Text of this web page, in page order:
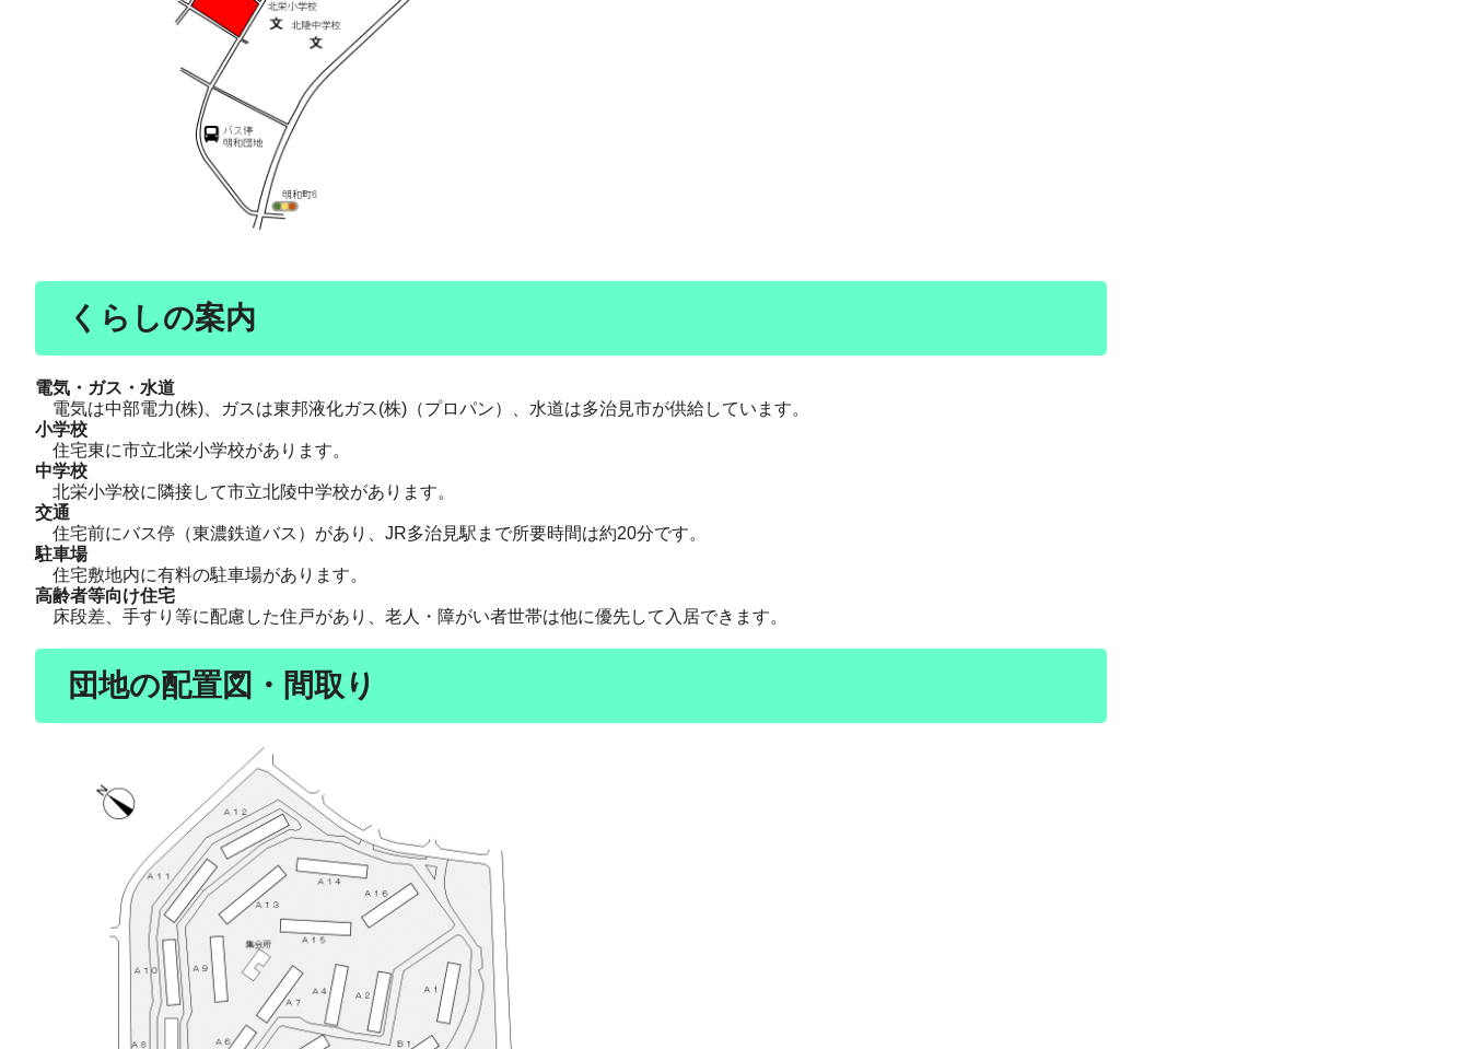
くらしの案内
電気・ガス・水道
電気は中部電力(株)、ガスは東邦液化ガス(株)（プロパン）、水道は多治見市が供給しています。
小学校
住宅東に市立北栄小学校があります。
中学校
北栄小学校に隣接して市立北陵中学校があります。
交通
住宅前にバス停（東濃鉄道バス）があり、JR多治見駅まで所要時間は約20分です。
駐車場
住宅敷地内に有料の駐車場があります。
高齢者等向け住宅
床段差、手すり等に配慮した住戸があり、老人・障がい者世帯は他に優先して入居できます。
団地の配置図・間取り